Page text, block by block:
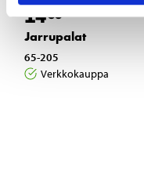
1455
Jarrupalat
65-205
Verkkokauppa